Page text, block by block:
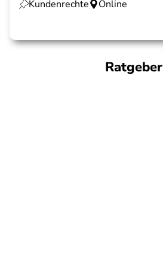
Kundenrechte Online
Ratgeber